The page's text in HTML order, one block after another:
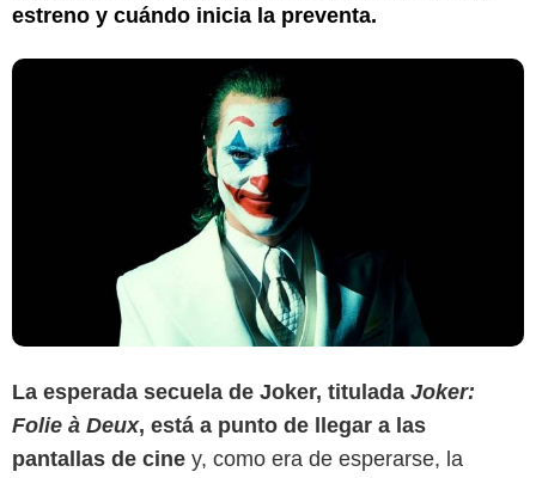
estreno y cuándo inicia la preventa.
La esperada secuela de Joker, titulada Joker:
Folie à Deux, está a punto de llegar a las
pantallas de cine y, como era de esperarse, la